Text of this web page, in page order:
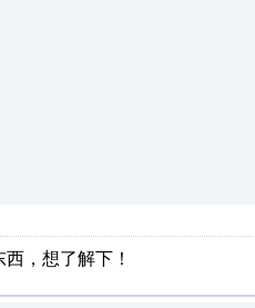
，想了解下！